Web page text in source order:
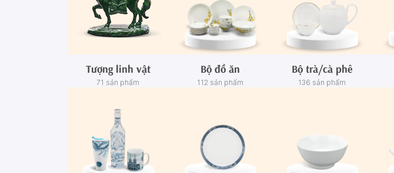
Tượng linh vật
71 sản phẩm
Bộ đồ ăn
112 sản phẩm
Bộ trà/cà phê
136 sản phẩm